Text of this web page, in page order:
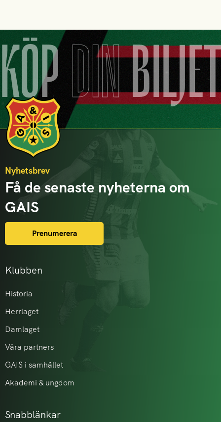
KÖPDIN
Klubben
Historia
Herrlaget
Damlaget
Våra partners
GAIS i samhället
Akademi & ungdom
Snabblänkar
Nyhetsbrev
Få de senaste nyheterna om
GAIS
Prenumerera